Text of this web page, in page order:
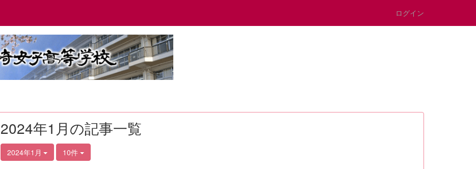
ログイン
2024年1月の記事一覧
2024年1月 10件